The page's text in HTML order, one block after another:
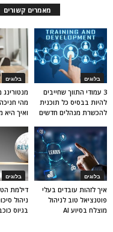
מאמרים קשורים
בלוגים
מהי
ואיך היא
בלוגים
3 עמודי התווך שחייבים
להיות בבסיס כל תוכנית
להכשרת מנהלים חדשים
בלוגים
דילמת
ניהול
בגיוס
בלוגים
איך לזהות עובדים בעלי
פוטנציאל טוב לניהול
מוצלח בסיוע AI